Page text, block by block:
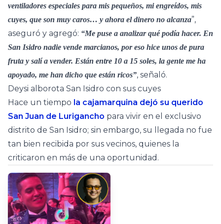
ventiladores especiales para mis pequeños, mi engreídos, mis
cuyes, que son muy caros… y ahora el dinero no alcanza”,
aseguró y agregó: “Me puse a analizar qué podía hacer. En
San Isidro nadie vende marcianos, por eso hice unos de pura
fruta y salí a vender. Están entre 10 a 15 soles, la gente me ha
apoyado, me han dicho que están ricos”, señaló.
Deysi alborota San Isidro con sus cuyes
Hace un tiempo la cajamarquina dejó su querido
San Juan de Lurigancho para vivir en el exclusivo
distrito de San Isidro; sin embargo, su llegada no fue
tan bien recibida por sus vecinos, quienes la
criticaron en más de una oportunidad.